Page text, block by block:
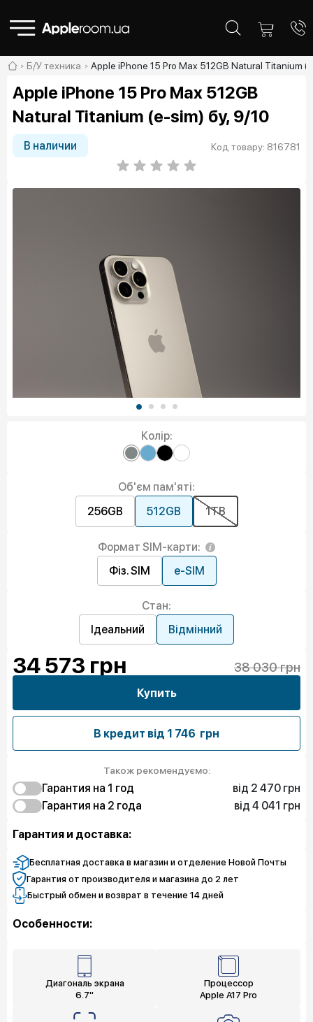
Б/У техника Apple iPhone 15 Pro Max 512GB Natural Titanium
Apple iPhone 15 Pro Max 512GB
Natural Titanium (e-sim) бу, 9/10
В наличии Код товару: 816781
Колір:
Об'єм пам'яті:
256GB
512GB 1TB
Формат SIM-карти:
Фіз. SIM
e-SIM
Стан:
Ідеальний
Відмінний
34 573 грн 38 030 грн
Купить
В кредит від 1 746 грн
Також рекомендуємо:
Гарантия на 1 год
від 2 470 грн
Защита от дефектов
2 470 грн
Полная защита
Гарантия на 2 года
від 4 041 грн
Защита экрана
Полная защита
10 552 грн
Гарантия и доставка:
Бесплатная доставка в магазин и отделение Новой Почты
Гарантия от производителя и магазина до 2 лет
Быстрый обмен и возврат в течение 14 дней
Особенности:
Диагональ экрана
6.7"
Процессор
Apple A17 Pro